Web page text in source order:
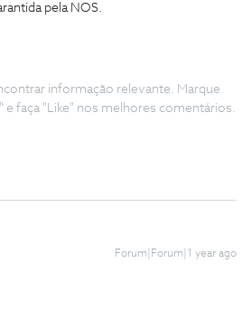
pela NOS.
informação relevante. Marque
e faça "Like" nos melhores comentários.
Forum|Forum|1 year ago